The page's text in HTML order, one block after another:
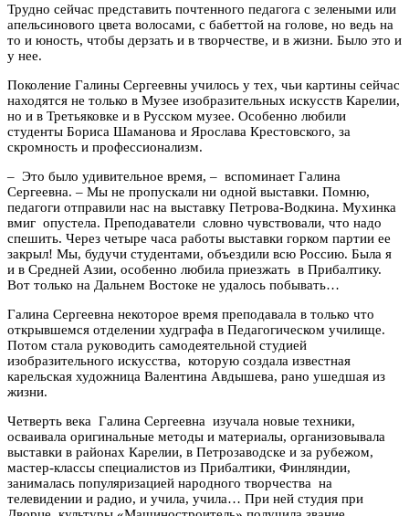
Трудно сейчас представить почтенного педагога с зелеными или
апельсинового цвета волосами, с бабеттой на голове, но ведь на
то и юность, чтобы дерзать и в творчестве, и в жизни. Было это и
у нее.
Поколение Галины Сергеевны училось у тех, чьи картины сейчас
находятся не только в Музее изобразительных искусств Карелии,
но и в Третьяковке и в Русском музее. Особенно любили
студенты Бориса Шаманова и Ярослава Крестовского, за
скромность и профессионализм.
– Это было удивительное время, – вспоминает Галина
Сергеевна. – Мы не пропускали ни одной выставки. Помню,
педагоги отправили нас на выставку Петрова-Водкина. Мухинка
вмиг опустела. Преподаватели словно чувствовали, что надо
спешить. Через четыре часа работы выставки горком партии ее
закрыл! Мы, будучи студентами, объездили всю Россию. Была я
и в Средней Азии, особенно любила приезжать в Прибалтику.
Вот только на Дальнем Востоке не удалось побывать…
Галина Сергеевна некоторое время преподавала в только что
открывшемся отделении худграфа в Педагогическом училище.
Потом стала руководить самодеятельной студией
изобразительного искусства, которую создала известная
карельская художница Валентина Авдышева, рано ушедшая из
жизни.
Четверть века Галина Сергеевна изучала новые техники,
осваивала оригинальные методы и материалы, организовывала
выставки в районах Карелии, в Петрозаводске и за рубежом,
мастер-классы специалистов из Прибалтики, Финляндии,
занималась популяризацией народного творчества на
телевидении и радио, и учила, учила… При ней студия при